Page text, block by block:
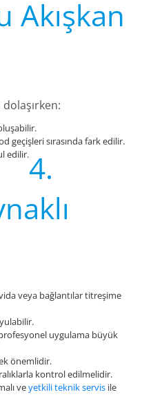
Akışkan
geçişleri sırasında fark edilir.
edilir.4.
veya bağlantılar titreşime
uygulama büyük
önemlidir.
kontrol edilmelidir.
veyetkili teknik servis ile